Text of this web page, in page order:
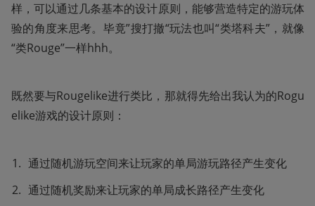
样，可以通过几条基本的设计原则，能够营造特定的游玩体
验的角度来思考。毕竟”搜打撤“玩法也叫“类塔科夫”，就像
“类Rouge”一样hhh。
既然要与Rougelike进行类比，那就得先给出我认为的Rogu
elike游戏的设计原则：
通过随机游玩空间来让玩家的单局游玩路径产生变化
通过随机奖励来让玩家的单局成长路径产生变化